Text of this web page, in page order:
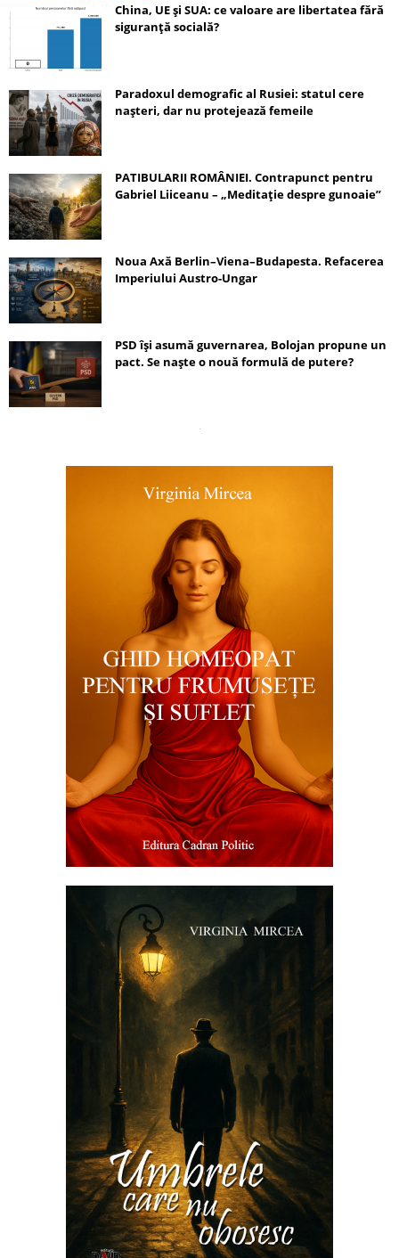
China, UE și SUA: ce valoare are libertatea fără
siguranță socială?
Paradoxul demografic al Rusiei: statul cere
nașteri, dar nu protejează femeile
PATIBULARII ROMÂNIEI. Contrapunct pentru
Gabriel Liiceanu – „Meditație despre gunoaie”
Noua Axă Berlin–Viena–Budapesta. Refacerea
Imperiului Austro-Ungar
PSD își asumă guvernarea, Bolojan propune un
pact. Se naște o nouă formulă de putere?